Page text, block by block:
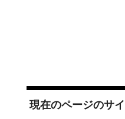
現在のページのサ